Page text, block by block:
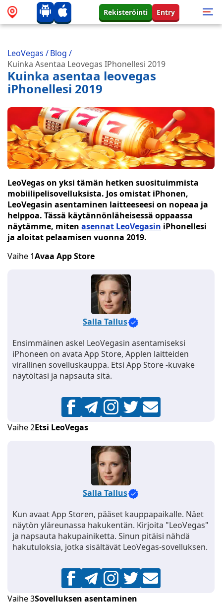
Rekisteröinti Entry
LeoVegas /Blog /
Kuinka Asentaa Leovegas IPhonellesi 2019
Kuinka asentaa leovegas
iPhonellesi 2019
LeoVegas on yksi tämän hetken suosituimmista
mobiilipelisovelluksista. Jos omistat iPhonen,
LeoVegasin asentaminen laitteeseesi on nopeaa ja
helppoa. Tässä käytännönläheisessä oppaassa
näytämme, miten asennat LeoVegasin iPhonellesi
ja aloitat pelaamisen vuonna 2019.
Vaihe 1Avaa App Store
Salla Tallus
Ensimmäinen askel LeoVegasin asentamiseksi
iPhoneen on avata App Store, Applen laitteiden
virallinen sovelluskauppa. Etsi App Store -kuvake
näytöltäsi ja napsauta sitä.
Vaihe 2Etsi LeoVegas
Salla Tallus
Kun avaat App Storen, pääset kauppapaikalle. Näet
näytön yläreunassa hakukentän. Kirjoita "LeoVegas"
ja napsauta hakupainiketta. Sinun pitäisi nähdä
hakutuloksia, jotka sisältävät LeoVegas-sovelluksen.
Vaihe 3Sovelluksen asentaminen